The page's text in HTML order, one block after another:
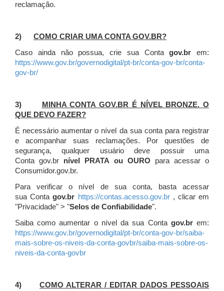
reclamação.
2) COMO CRIAR UMA CONTA GOV.BR?
Caso ainda não possua, crie sua Contagov.br em:
https://www.gov.br/governodigital/pt-br/conta-gov-br/conta-
gov-br/
3)
MINHA CONTA GOV.BR É NÍVEL BRONZE. O
QUE DEVO FAZER?
É necessário aumentar o nível da sua conta para registrar
e acompanhar suas reclamações. Por questões de
segurança, qualquer usuário deve possuir uma
Conta gov.br nível PRATA ou OURO para acessar o
Consumidor.gov.br.
Para verificar o nível de sua conta, basta acessar
sua Contagov.br https://contas.acesso.gov.br, clicar em
"Privacidade" > "Selos de Confiabilidade".
Saiba como aumentar o nível da sua Conta gov.brem:
https://www.gov.br/governodigital/pt-br/conta-gov-br/saiba-
mais-sobre-os-niveis-da-conta-govbr/saiba-mais-sobre-os-
niveis-da-conta-govbr
4) COMO ALTERAR / EDITAR DADOS PESSOAIS